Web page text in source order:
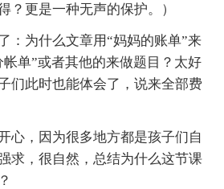
？更是一种无声的保护。）
：为什么文章用“妈妈的账单”来
单”或者其他的来做题目？太好
们此时也能体会了，说来全部费
心，因为很多地方都是孩子们自
求，很自然，总结为什么这节课